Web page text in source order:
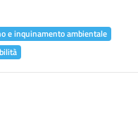
e inquinamento ambientale